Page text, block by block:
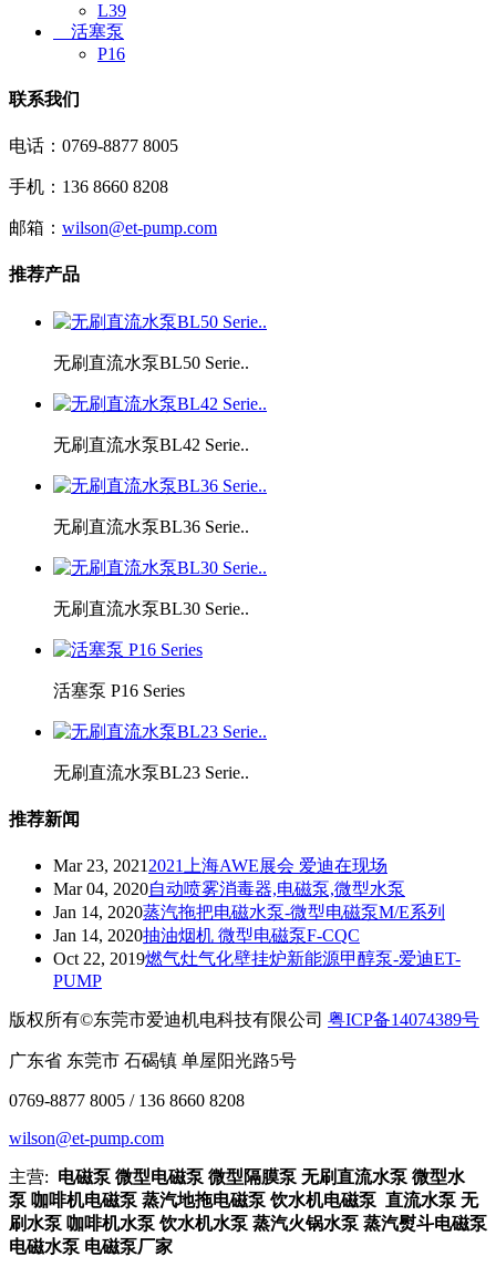
L39
活塞泵
P16
联系我们
电话：0769-8877 8005
手机：136 8660 8208
邮箱： wilson@et-pump.com
推荐产品
无刷直流水泵BL50 Serie..
无刷直流水泵BL42 Serie..
无刷直流水泵BL36 Serie..
无刷直流水泵BL30 Serie..
活塞泵 P16 Series
无刷直流水泵BL23 Serie..
推荐新闻
Mar 23, 2021 2021上海AWE展会 爱迪在现场
Mar 04, 2020自动喷雾消毒器,电磁泵,微型水泵
Jan 14, 2020​蒸汽拖把电磁水泵-微型电磁泵M/E系列
Jan 14, 2020抽油烟机 微型电磁泵F-CQC
Oct 22, 2019燃气灶气化壁挂炉新能源甲醇泵-爱迪ET-
PUMP
版权所有©东莞市爱迪机电科技有限公司 粤ICP备14074389号
广东省 东莞市 石碣镇 单屋阳光路5号
0769-8877 8005 / 136 8660 8208
wilson@et-pump.com
主营: 电磁泵 微型电磁泵 微型隔膜泵 无刷直流水泵 微型水
泵 咖啡机电磁泵 蒸汽地拖电磁泵 饮水机电磁泵 直流水泵 无
刷水泵 咖啡机水泵 饮水机水泵 蒸汽火锅水泵 蒸汽熨斗电磁泵
电磁水泵 电磁泵厂家